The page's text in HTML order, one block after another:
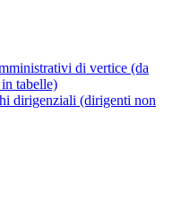
di vertice (da
tabelle)
dirigenziali (dirigenti non